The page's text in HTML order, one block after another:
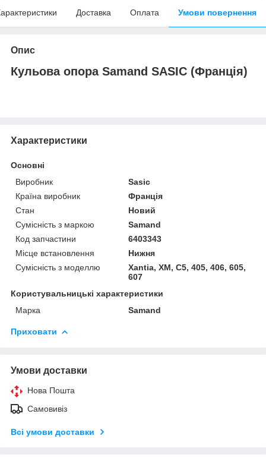
Доставка Оплата Умови повернення
Опис
Кульова опора Samand SASIC (Франція)
Характеристики
Основні
Виробник
Sasic
Країна виробник
Франція
Стан
Новий
Сумісність з маркою
Samand
Код запчастини
6403343
Місце встановлення
Нижня
Сумісність з моделлю
Xantia, XM, C5, 405, 406, 605,
607
Користувальницькі характеристики
Марка
Samand
Приховати
Умови доставки
Нова Пошта
Самовивіз
Всі умови доставки